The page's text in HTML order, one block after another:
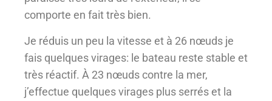
comporte en fait très bien.
Je réduis un peu la vitesse et à 26 nœuds je
fais quelques virages: le bateau reste stable et
très réactif. À 23 nœuds contre la mer,
j’effectue quelques virages plus serrés et la